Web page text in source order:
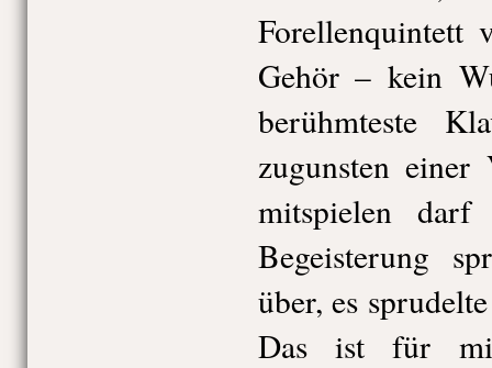
Forellenquintett
Gehör – kein
berühmteste
zugunsten
mitspielen
Begeisterung
über, es
Das ist für